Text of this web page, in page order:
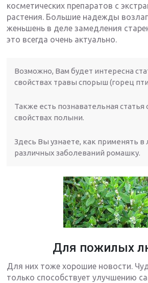
косметических препаратов с
растения. Большие надежды
женьшень в деле замедления
это всегда очень актуально.
Возможно, Вам будет интересна
свойствах травы спорыш (горец
Также есть познавательная
свойствах полыни.
Здесь Вы узнаете, как применять в
различных заболеваний ромашку.
Для пожилых
Для них тоже хорошие новости.
только способствует улучшению